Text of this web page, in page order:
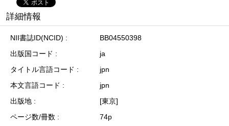
詳細情報
NII書誌ID(NCID)
BB04550398
出版国コード
ja
タイトル言語コード
jpn
本文言語コード
jpn
出版地
[東京]
ページ数/冊数
74p